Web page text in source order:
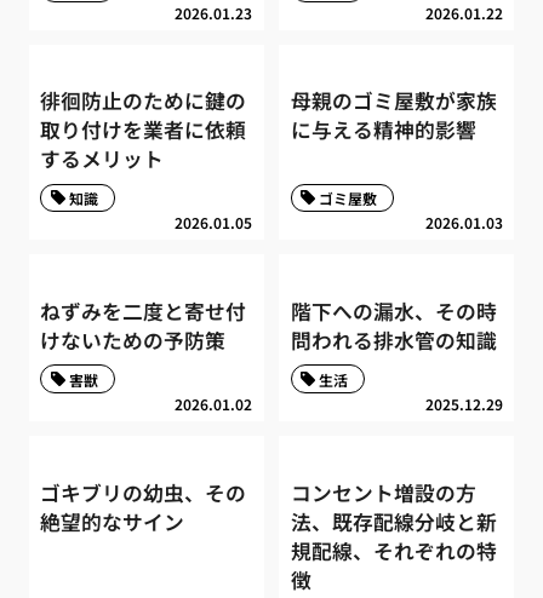
2026.01.23 2026.01.22
徘徊防止のために鍵の
取り付けを業者に依頼
するメリット
2026.01.05
知識
母親のゴミ屋敷が家族
に与える精神的影響
2026.01.03
ゴミ屋敷
ねずみを二度と寄せ付
けないための予防策
2026.01.02
害獣
階下への漏水、その時
問われる排水管の知識
2025.12.29
生活
ゴキブリの幼虫、その
絶望的なサイン
コンセント増設の方
法、既存配線分岐と新
規配線、それぞれの特
徴